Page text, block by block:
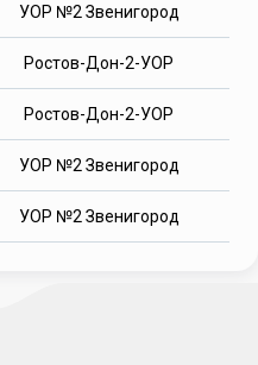
УОР №2 Звенигород
Ростов-Дон-2-УОР
Ростов-Дон-2-УОР
УОР №2 Звенигород
УОР №2 Звенигород